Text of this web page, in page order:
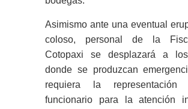
Asimismo ante una eventual
coloso, personal de la
Cotopaxi se desplazará a
donde se produzcan
requiera la
funcionario para la atención